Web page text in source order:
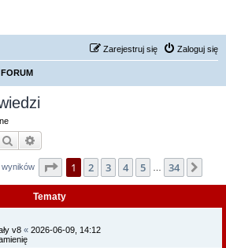
Zaloguj się
Zarejestruj się
FORUM
Szukaj
wyników Strona z34
1 2 3 4 5 34
Tematy
v8 « 2026-06-09, 14:12